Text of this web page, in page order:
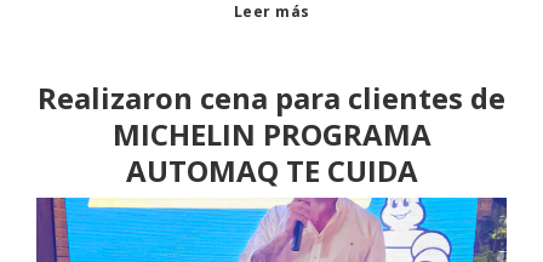
Leer más
Realizaron cena para clientes de
MICHELIN PROGRAMA
AUTOMAQ TE CUIDA